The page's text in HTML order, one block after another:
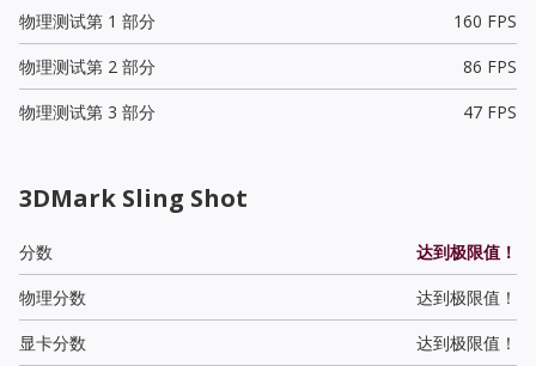
物理测试第 1 部分
160 FPS
物理测试第 2 部分
86 FPS
物理测试第 3 部分
47 FPS
3DMark Sling Shot
分数
达到极限值！
物理分数
达到极限值！
显卡分数
达到极限值！